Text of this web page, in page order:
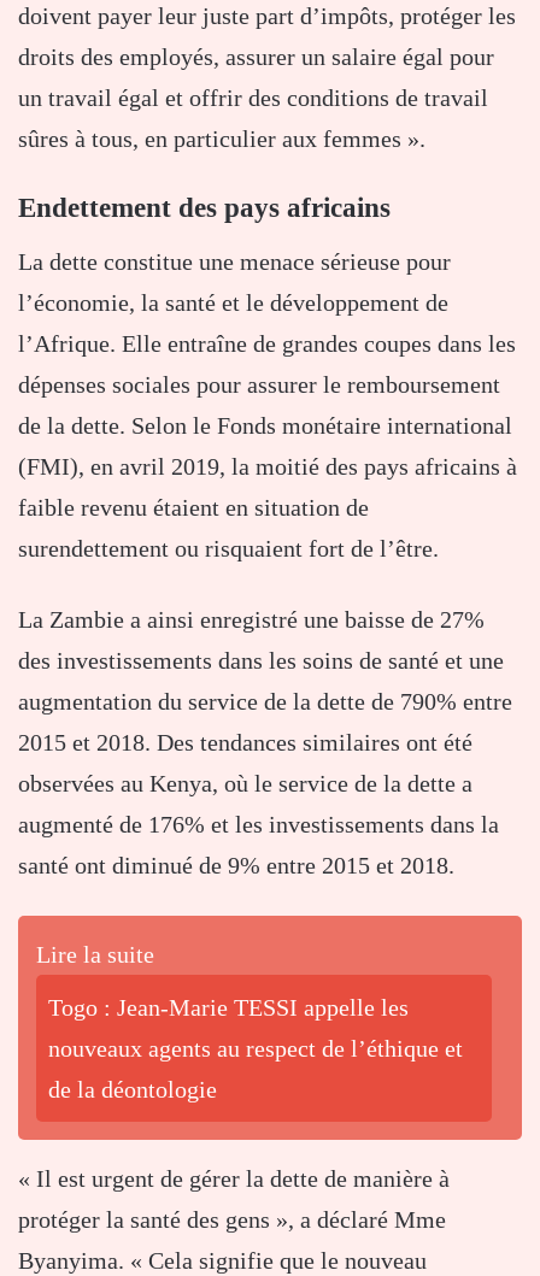
doivent payer leur juste part d’impôts, protéger les
droits des employés, assurer un salaire égal pour
un travail égal et offrir des conditions de travail
sûres à tous, en particulier aux femmes ».
Endettement des pays africains
La dette constitue une menace sérieuse pour
l’économie, la santé et le développement de
l’Afrique. Elle entraîne de grandes coupes dans les
dépenses sociales pour assurer le remboursement
de la dette. Selon le Fonds monétaire international
(FMI), en avril 2019, la moitié des pays africains à
faible revenu étaient en situation de
surendettement ou risquaient fort de l’être.
La Zambie a ainsi enregistré une baisse de 27%
des investissements dans les soins de santé et une
augmentation du service de la dette de 790% entre
2015 et 2018. Des tendances similaires ont été
observées au Kenya, où le service de la dette a
augmenté de 176% et les investissements dans la
santé ont diminué de 9% entre 2015 et 2018.
Lire la suite
Togo : Jean-Marie TESSI appelle les
nouveaux agents au respect de l’éthique et
de la déontologie
« Il est urgent de gérer la dette de manière à
protéger la santé des gens », a déclaré Mme
Byanyima. « Cela signifie que le nouveau